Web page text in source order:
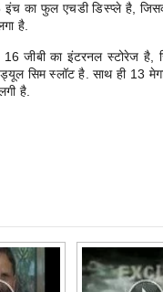
इंच का फुल एचडी डिस्प्ले है,
है.
16 जीबी का इंटरनल स्टोरेज
सिम स्लॉट है. साथ ही 13
है.